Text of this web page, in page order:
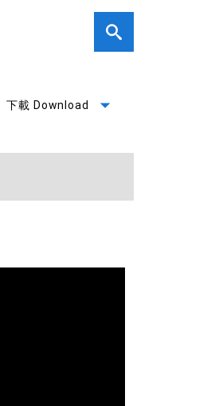
下載 Download arrow_drop_down